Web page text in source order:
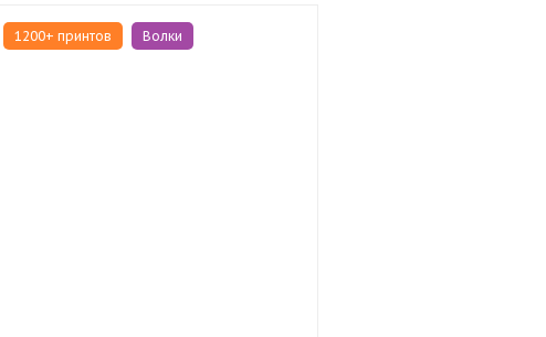
1200+ принтов Волки